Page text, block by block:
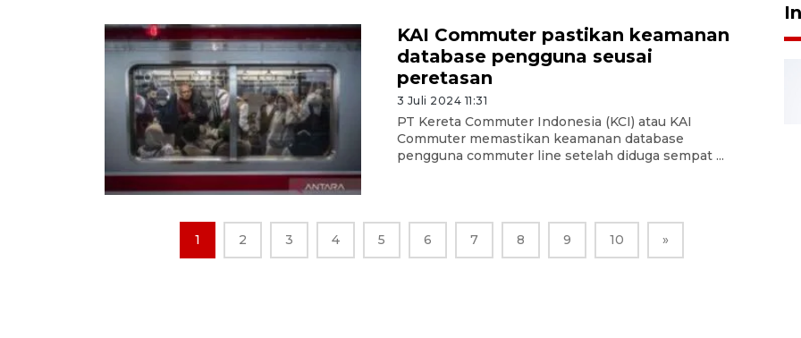
KAI Commuter pastikan keamanan
database pengguna seusai
peretasan
3 Juli 2024 11:31
PT Kereta Commuter Indonesia (KCI) atau KAI
Commuter memastikan keamanan database
pengguna commuter line setelah diduga sempat ...
1 2 3 4 5 6 7 8 9 10 »